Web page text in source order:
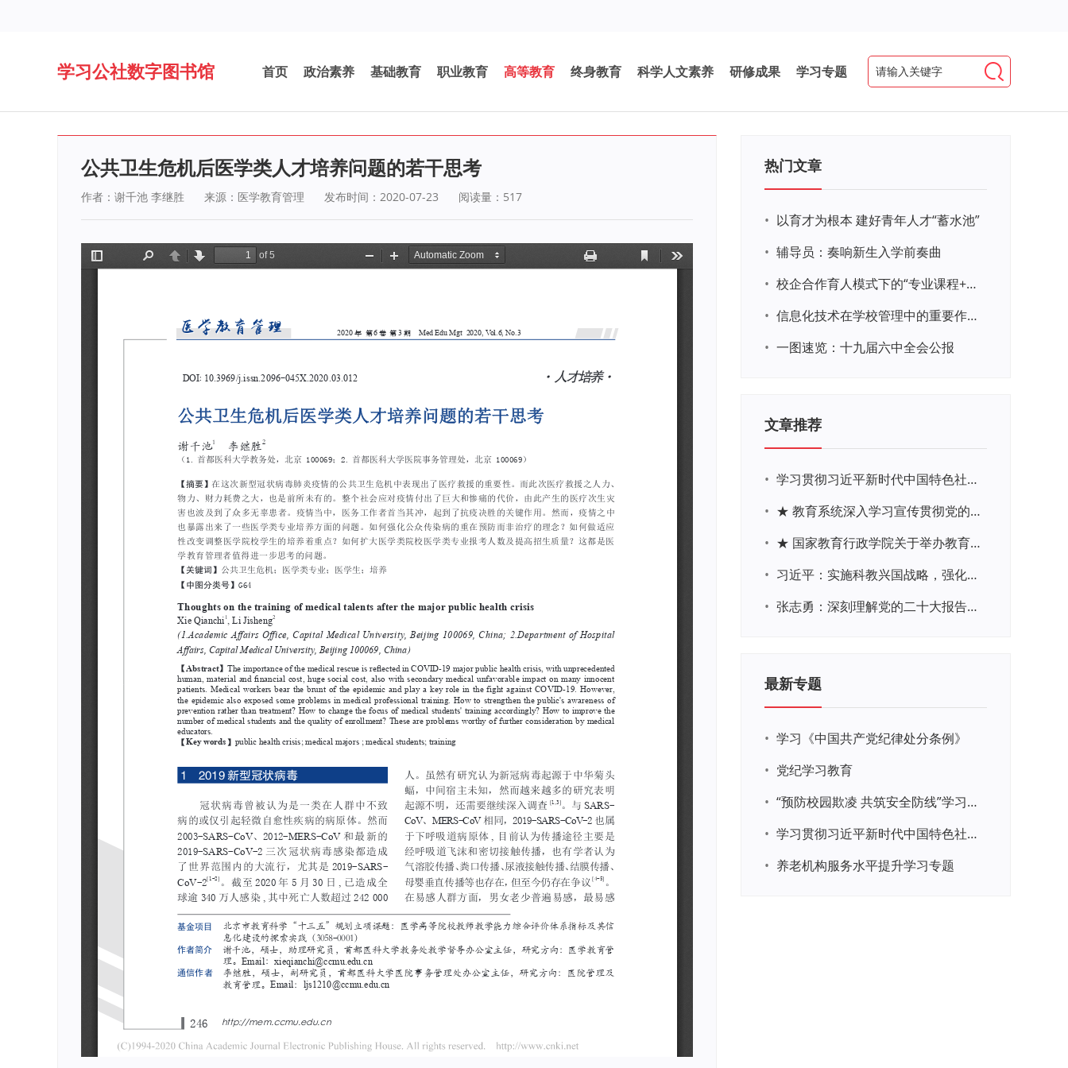
学习公社数字图书馆 首页 政治素养 基础教育 职业教育 高等教育 终身教育 科学人文素养 研修成果 学习专题
公共卫生危机后医学类人才培养问题的若干思考
作者：谢千池 李继胜 来源：医学教育管理 发布时间：2020-07-23 阅读量： 517
热门文章
• 以育才为根本 建好青年人才“蓄水池”
• 辅导员：奏响新生入学前奏曲
•
校企合作育人模式下的“专业课程+思政教育+党建活动”交叉融合的课程思政教学探索与实践
•
信息化技术在学校管理中的重要作用 ——以贵州省威宁民族中学和校园使用等为例
• 一图速览：十九届六中全会公报
文章推荐
•
学习贯彻习近平新时代中国特色社会主义思想主题教育网络培训
•
★ 教育系统深入学习宣传贯彻党的二十大精神学习专题
•
★ 国家教育行政学院关于举办教育系统深入学习宣传贯彻党的二十大精神专题网络培训的通知
•
习近平：实施科教兴国战略，强化现代化建设人才支撑
•
张志勇：深刻理解党的二十大报告关于教育的新思想、新战略、新要求
最新专题
• 学习《中国共产党纪律处分条例》
• 党纪学习教育
•
“预防校园欺凌 共筑安全防线”学习专题
•
学习贯彻习近平新时代中国特色社会主义思想主题教育
• 养老机构服务水平提升学习专题